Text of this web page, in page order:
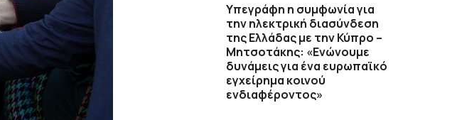
Υπεγράφη η συμφωνία για
την ηλεκτρική διασύνδεση
της Ελλάδας με την Κύπρο –
Μητσοτάκης: «Ενώνουμε
δυνάμεις για ένα ευρωπαϊκό
εγχείρημα κοινού
ενδιαφέροντος»